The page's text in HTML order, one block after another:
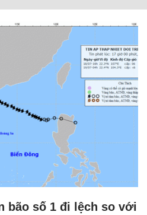
bão số 1 đi lệch so với